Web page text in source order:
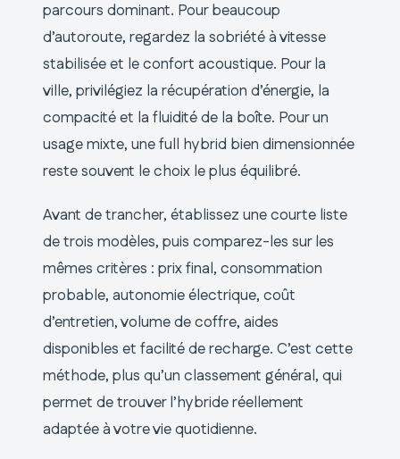
parcours dominant. Pour beaucoup
d’autoroute, regardez la sobriété à vitesse
stabilisée et le confort acoustique. Pour la
ville, privilégiez la récupération d’énergie, la
compacité et la fluidité de la boîte. Pour un
usage mixte, une full hybrid bien dimensionnée
reste souvent le choix le plus équilibré.
Avant de trancher, établissez une courte liste
de trois modèles, puis comparez-les sur les
mêmes critères : prix final, consommation
probable, autonomie électrique, coût
d’entretien, volume de coffre, aides
disponibles et facilité de recharge. C’est cette
méthode, plus qu’un classement général, qui
permet de trouver l’hybride réellement
adaptée à votre vie quotidienne.